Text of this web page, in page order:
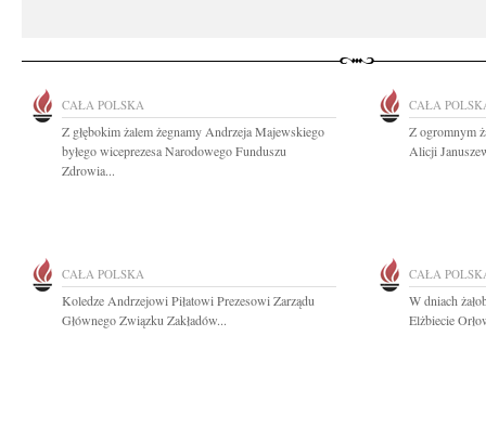
CAŁA POLSKA
Z głębokim żalem żegnamy Andrzeja Majewskiego
byłego wiceprezesa Narodowego Funduszu
Zdrowia...
CAŁA
Z ogromnym
Alicji
CAŁA POLSKA
Koledze Andrzejowi Piłatowi Prezesowi Zarządu
Głównego Związku Zakładów...
CAŁA
W dniach
Elżbiecie